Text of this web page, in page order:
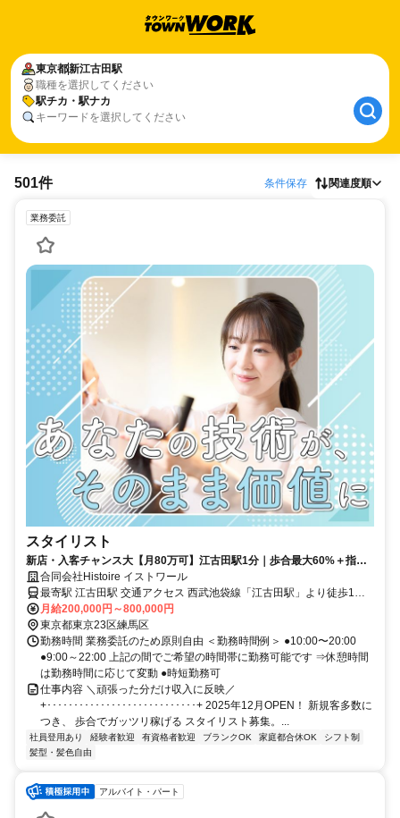
東京都新江古田駅
職種を選択してください
駅チカ・駅ナカ
キーワードを選択してください
501件 条件保存 関連度順
業務委託
スタイリスト
新店・入客チャンス大【月80万可】江古田駅1分｜歩合最大60%＋指名
料100%還元！自由シフトで土日休も◎
合同会社Histoire イストワール
最寄駅 江古田駅 交通アクセス 西武池袋線「江古田駅」より徒歩1分 ●
駅近5分以内
月給200,000円～800,000円
東京都東京23区練馬区
勤務時間 業務委託のため原則自由 ＜勤務時間例＞ ●10:00〜20:00
●9:00～22:00 上記の間でご希望の時間帯に勤務可能です ⇒休憩時間
は勤務時間に応じて変動 ●時短勤務可
仕事内容 ＼頑張った分だけ収入に反映／
+････････････････････････････+ 2025年12月OPEN！ 新規客多数に
つき、 歩合でガッツリ稼げる スタイリスト募集。...
社員登用あり 経験者歓迎 有資格者歓迎 ブランクOK 家庭都合休OK
シフト制
髪型・髪色自由
アルバイト・パート